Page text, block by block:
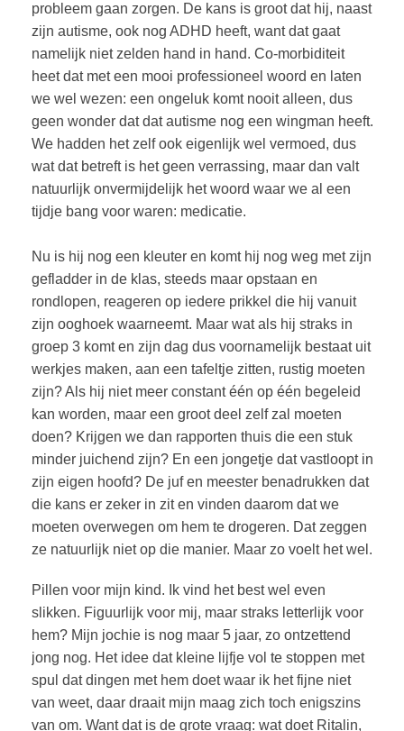
probleem gaan zorgen. De kans is groot dat hij, naast
zijn autisme, ook nog ADHD heeft, want dat gaat
namelijk niet zelden hand in hand. Co-morbiditeit
heet dat met een mooi professioneel woord en laten
we wel wezen: een ongeluk komt nooit alleen, dus
geen wonder dat dat autisme nog een wingman heeft.
We hadden het zelf ook eigenlijk wel vermoed, dus
wat dat betreft is het geen verrassing, maar dan valt
natuurlijk onvermijdelijk het woord waar we al een
tijdje bang voor waren: medicatie.
Nu is hij nog een kleuter en komt hij nog weg met zijn
gefladder in de klas, steeds maar opstaan en
rondlopen, reageren op iedere prikkel die hij vanuit
zijn ooghoek waarneemt. Maar wat als hij straks in
groep 3 komt en zijn dag dus voornamelijk bestaat uit
werkjes maken, aan een tafeltje zitten, rustig moeten
zijn? Als hij niet meer constant één op één begeleid
kan worden, maar een groot deel zelf zal moeten
doen? Krijgen we dan rapporten thuis die een stuk
minder juichend zijn? En een jongetje dat vastloopt in
zijn eigen hoofd? De juf en meester benadrukken dat
die kans er zeker in zit en vinden daarom dat we
moeten overwegen om hem te drogeren. Dat zeggen
ze natuurlijk niet op die manier. Maar zo voelt het wel.
Pillen voor mijn kind. Ik vind het best wel even
slikken. Figuurlijk voor mij, maar straks letterlijk voor
hem? Mijn jochie is nog maar 5 jaar, zo ontzettend
jong nog. Het idee dat kleine lijfje vol te stoppen met
spul dat dingen met hem doet waar ik het fijne niet
van weet, daar draait mijn maag zich toch enigszins
van om. Want dat is de grote vraag: wat doet Ritalin,